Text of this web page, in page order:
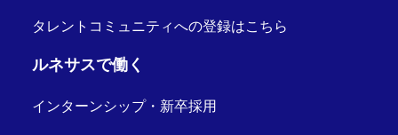
タレントコミュニティへの登録はこちら
ルネサスで働く
インターンシップ・新卒採用